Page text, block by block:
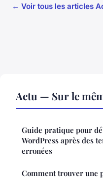
← Voir tous les articles
Actu — Sur le
Guide pratique pour
WordPress après des
erronées
Comment trouver une